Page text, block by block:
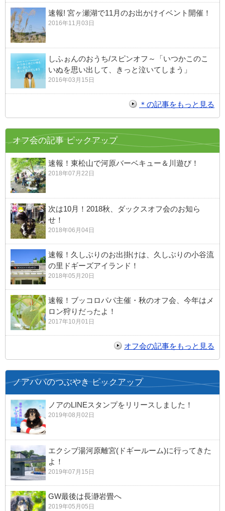
速報! 宮ヶ瀬湖で11月のお出かけイベント開催！
2016年11月03日
しふぉんのおうち/スピンオフ～「いつかこのこ
いぬを思い出して、きっと泣いてしまう」
2016年03月15日
＊の記事をもっと見る
オフ会の記事 ピックアップ
速報！東松山で河原バーベキュー＆川遊び！
2018年07月22日
次は10月！2018秋、ダックスオフ会のお知ら
せ！
2018年06月04日
速報！久しぶりのお出掛けは、久しぶりの小谷流
の里ドギーズアイランド！
2018年05月20日
速報！ブッコロパパ主催・秋のオフ会、今年はメ
ロン狩りだったよ！
2017年10月01日
オフ会の記事をもっと見る
ノアパパのつぶやき ピックアップ
ノアのLINEスタンプをリリースしました！
2019年08月02日
エクシブ湯河原離宮(ドギールーム)に行ってきた
よ！
2019年07月15日
GW最後は長瀞岩畳へ
2019年05月05日